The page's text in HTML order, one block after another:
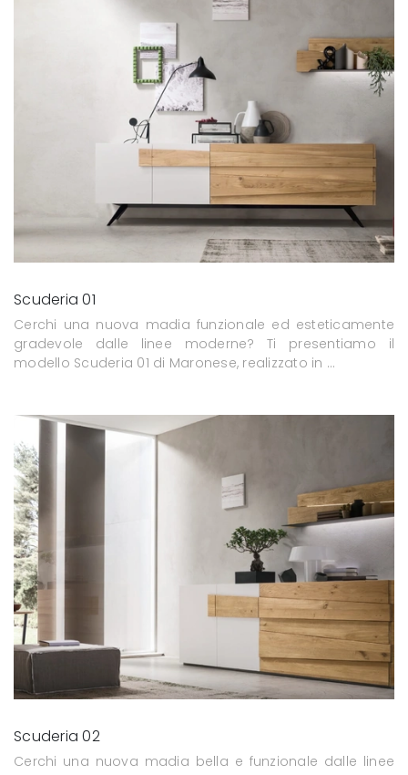
Scuderia 01
Cerchi una nuova madia funzionale ed esteticamente
gradevole dalle linee moderne? Ti presentiamo il
modello Scuderia 01 di Maronese, realizzato in ...
Scuderia 02
Cerchi una nuova madia bella e funzionale dalle linee